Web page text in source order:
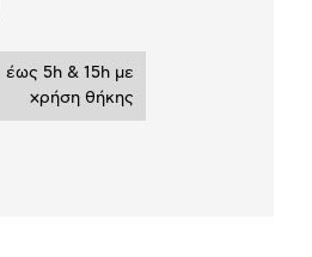
έως 5h & 15h με
χρήση θήκης